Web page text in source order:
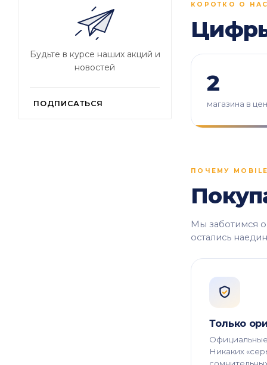
КОРОТКО О НАС
2
магазина в
ПОЧЕМУ
Мы заботимся
остались
Только
Официальные
Никаких
Будьте в курсе наших акций и
новостей
ПОДПИСАТЬСЯ